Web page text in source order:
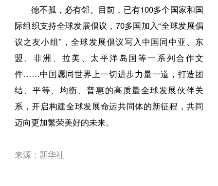
德不孤，必有邻。目前，已有100多个国家和国
际组织支持全球发展倡议，70多国加入“全球发展倡
议之友小组”，全球发展倡议写入中国同中亚、东
盟、非洲、拉美、太平洋岛国等一系列合作文
件……中国愿同世界上一切进步力量一道，打造团
结、平等、均衡、普惠的高质量全球发展伙伴关
系，开启构建全球发展命运共同体的新征程，共同
迈向更加繁荣美好的未来。
来源：新华社